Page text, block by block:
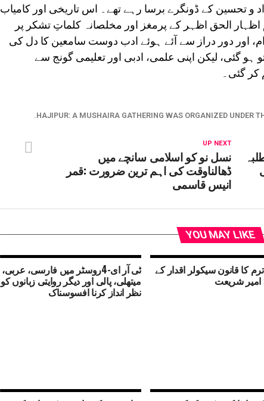
و تحسین کے ڈونگرے برسا رہے تھے۔ اس تاریخی اور کامیاب
اظہار الحق اظہر کے پرمغز اور مخلصانہ کلماتِ تشکر پر
اور دور دراز سے آئے ہوئے ادب دوست سامعین کا دل کی
ہو گئی، لیکن اپنی علمی، ادبی اور تعلیمی گونج سے
کر گئی۔
HAJIPUR: A MUSHAIRA GATHERING WAS ORGANIZED UNDER
UP NEXT
نسل نو کو اسلامی سانچے میں
ڈھالناوقت کی اہم ترین ضرورت :قمر
انیس قاسمی
YOU MAY LIKE
کا قانون سیکولر اقدار کے
امیر شریعت
ٹی آر ای-4روسٹر میں فارسی، عربی،
میتھلی، پالی اور دیگر روایتی زبانوں کو
نظر انداز کرنا افسوسناک